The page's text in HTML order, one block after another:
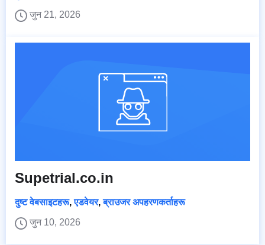
जुन 21, 2026
Supetrial.co.in
दुष्ट वेबसाइटहरू,एडवेयर,ब्राउजर अपहरणकर्ताहरू
जुन 10, 2026